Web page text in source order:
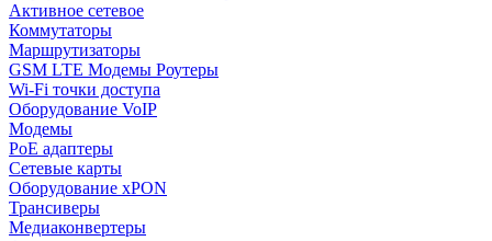
Активное сетевое
Коммутаторы
Маршрутизаторы
GSM LTE Модемы Роутеры
Wi-Fi точки доступа
Оборудование VoIP
Модемы
PoE адаптеры
Сетевые карты
Оборудование xPON
Трансиверы
Медиаконвертеры